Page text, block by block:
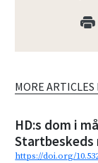
MORE
HD:s dom i
https://doi.org/